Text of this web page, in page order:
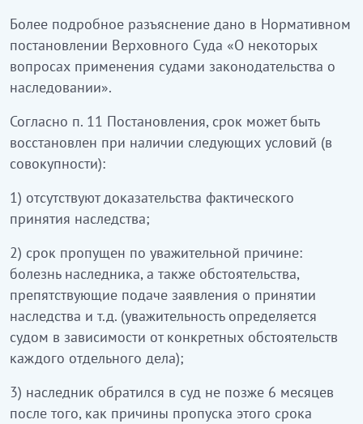
Более подробное разъяснение дано в Нормативном
постановлении Верховного Суда «О некоторых
вопросах применения судами законодательства о
наследовании».
Согласно п. 11 Постановления, срок может быть
восстановлен при наличии следующих условий (в
совокупности):
1) отсутствуют доказательства фактического
принятия наследства;
2) срок пропущен по уважительной причине:
болезнь наследника, а также обстоятельства,
препятствующие подаче заявления о принятии
наследства и т.д. (уважительность определяется
судом в зависимости от конкретных обстоятельств
каждого отдельного дела);
3) наследник обратился в суд не позже 6 месяцев
после того, как причины пропуска этого срока